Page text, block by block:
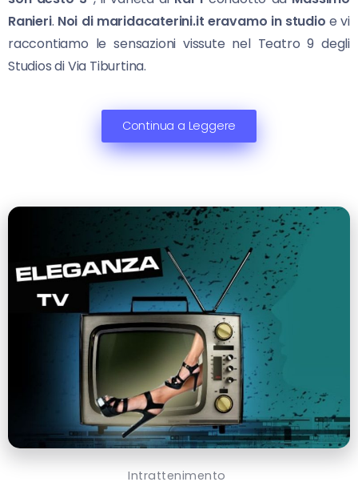
Ranieri. Noi di maridacaterini.it eravamo in studio e vi
raccontiamo le sensazioni vissute nel Teatro 9 degli
Studios di Via Tiburtina.
Continua a Leggere
Intrattenimento